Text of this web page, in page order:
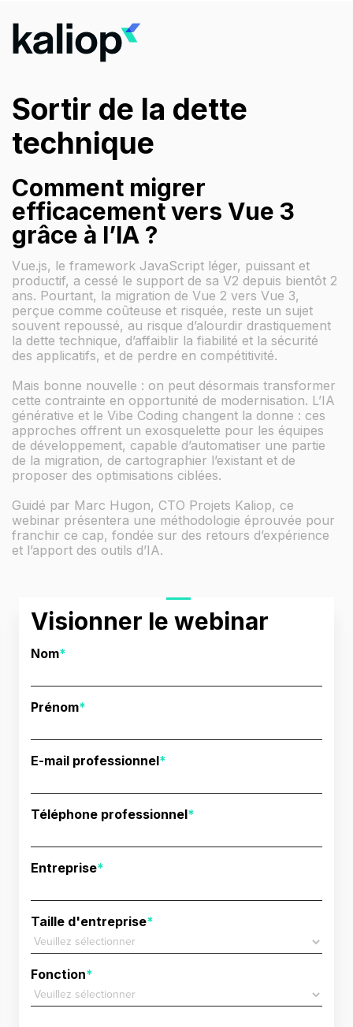
Sortir de la dette
technique
Comment migrer
efficacement vers Vue 3
grâce à l’IA ?
Vue.js, le framework JavaScript léger, puissant et
productif, a cessé le support de sa V2 depuis bientôt 2
ans. Pourtant, la migration de Vue 2 vers Vue 3,
perçue comme coûteuse et risquée, reste un sujet
souvent repoussé, au risque d’alourdir drastiquement
la dette technique, d’affaiblir la fiabilité et la sécurité
des applicatifs, et de perdre en compétitivité.
Mais bonne nouvelle : on peut désormais transformer
cette contrainte en opportunité de modernisation. L’IA
générative et le Vibe Coding changent la donne : ces
approches offrent un exosquelette pour les équipes
de développement, capable d’automatiser une partie
de la migration, de cartographier l’existant et de
proposer des optimisations ciblées.
Guidé par Marc Hugon, CTO Projets Kaliop, ce
webinar présentera une méthodologie éprouvée pour
franchir ce cap, fondée sur des retours d’expérience
et l’apport des outils d’IA.
Visionner le webinar
Nom*
Prénom*
E-mail professionnel*
Téléphone professionnel*
Entreprise*
Taille d'entreprise*
Fonction*